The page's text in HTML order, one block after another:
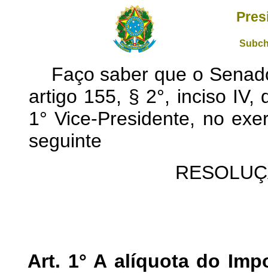
Faço saber que o
artigo 155, § 2°, inciso IV,
1° Vice-Presidente, no
seguinte
Art. 1° A alíquota do